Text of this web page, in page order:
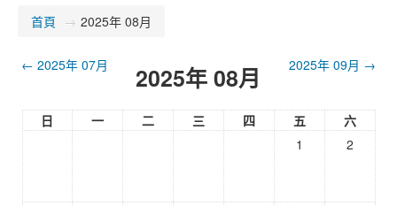
首頁 → 2025年 08月
← 2025年 07月 2025年 08月 2025年 09月 →
日 一 二 三 四 五
六
1
2